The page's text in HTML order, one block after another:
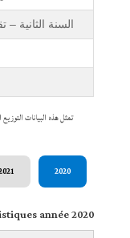
السنة الثانية –
تمثل هذه البيانات
2020
année 2020